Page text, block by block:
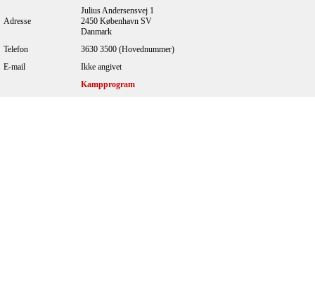
Adresse
Julius Andersensvej 1
2450 København SV
Danmark
Telefon
3630 3500 (Hovednummer)
E-mail
Ikke angivet
Kampprogram